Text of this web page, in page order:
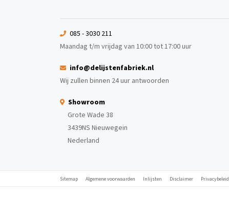
085 - 3030 211
Maandag t/m vrijdag van 10:00 tot 17:00 uur
info@delijstenfabriek.nl
Wij zullen binnen 24 uur antwoorden
Showroom
Grote Wade 38
3439NS Nieuwegein
Nederland
Sitemap Algemene voorwaarden Inlijsten Disclaimer Privacybeleid